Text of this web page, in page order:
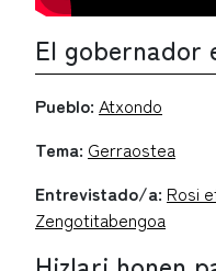
El gobernador
Pueblo: Atxondo
Tema: Gerraostea
Entrevistado/a: Rosi
Zengotitabengoa